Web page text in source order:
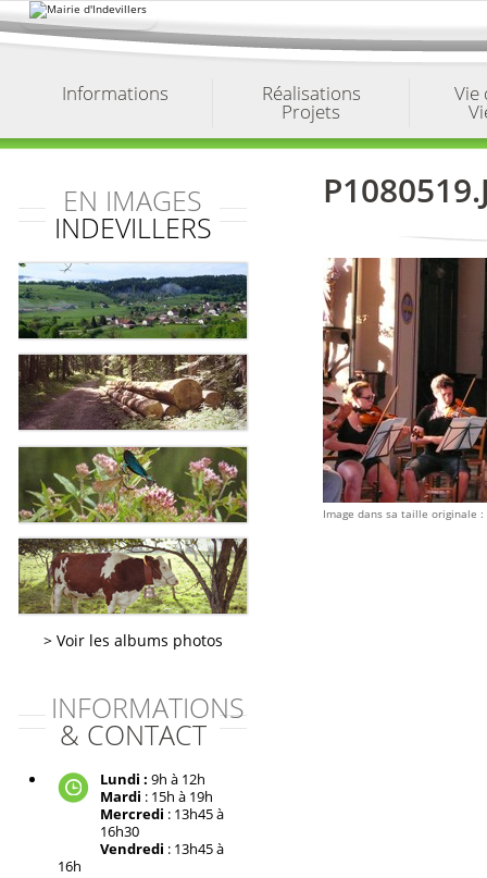
au
contenu.
Informations Réalisations
Projets
Vie
EN IMAGES
INDEVILLERS
Voir les albums photos
INFORMATIONS
& CONTACT
Lundi : 9h à 12h
Mardi : 15h à 19h
Mercredi : 13h45 à
16h30
Vendredi : 13h45 à
16h
Image dans sa taille originale :